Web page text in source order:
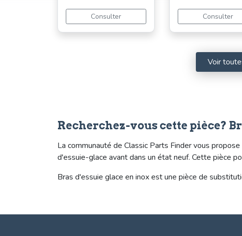
Consulter Consulter
Voir
Recherchez-vous cette pièce?
La communauté de Classic Parts Finder vous
d'essuie-glace avant dans un état neuf. Cette pièce
Bras d'essuie glace en inox est une pièce de